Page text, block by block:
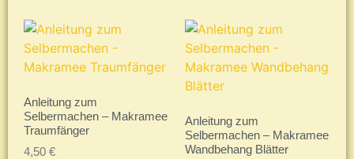
Anleitung zum
Selbermachen – Makramee
Traumfänger
4,50 €
Anleitung zum
Selbermachen – Makramee
Wandbehang Blätter